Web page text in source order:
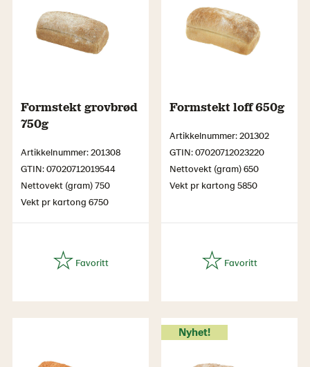
Formstekt grovbrød
750g
Artikkelnummer: 201308
GTIN: 07020712019544
Nettovekt (gram) 750
Vekt pr kartong 6750
Formstekt loff 650g
Artikkelnummer: 201302
GTIN: 07020712023220
Nettovekt (gram) 650
Vekt pr kartong 5850
Nyhet!